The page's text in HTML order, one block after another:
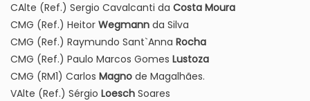
CAlte (Ref.) Sergio Cavalcanti da Costa Moura
CMG (Ref.) Heitor Wegmann da Silva
CMG (Ref.) Raymundo Sant`Anna Rocha
CMG (Ref.) Paulo Marcos Gomes Lustoza
CMG (RM1) Carlos Magno de Magalhães.
VAlte (Ref.) Sérgio Loesch Soares